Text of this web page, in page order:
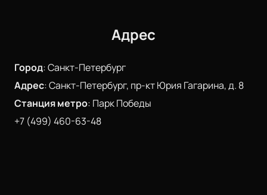
Адрес
Город:Санкт-Петербург
Адрес:Санкт-Петербург, пр-кт Юрия Гагарина, д. 8
Станция метро: Парк Победы
+7 (499) 460-63-48